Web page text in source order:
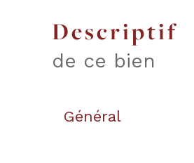
descriptif
de ce bien
Général